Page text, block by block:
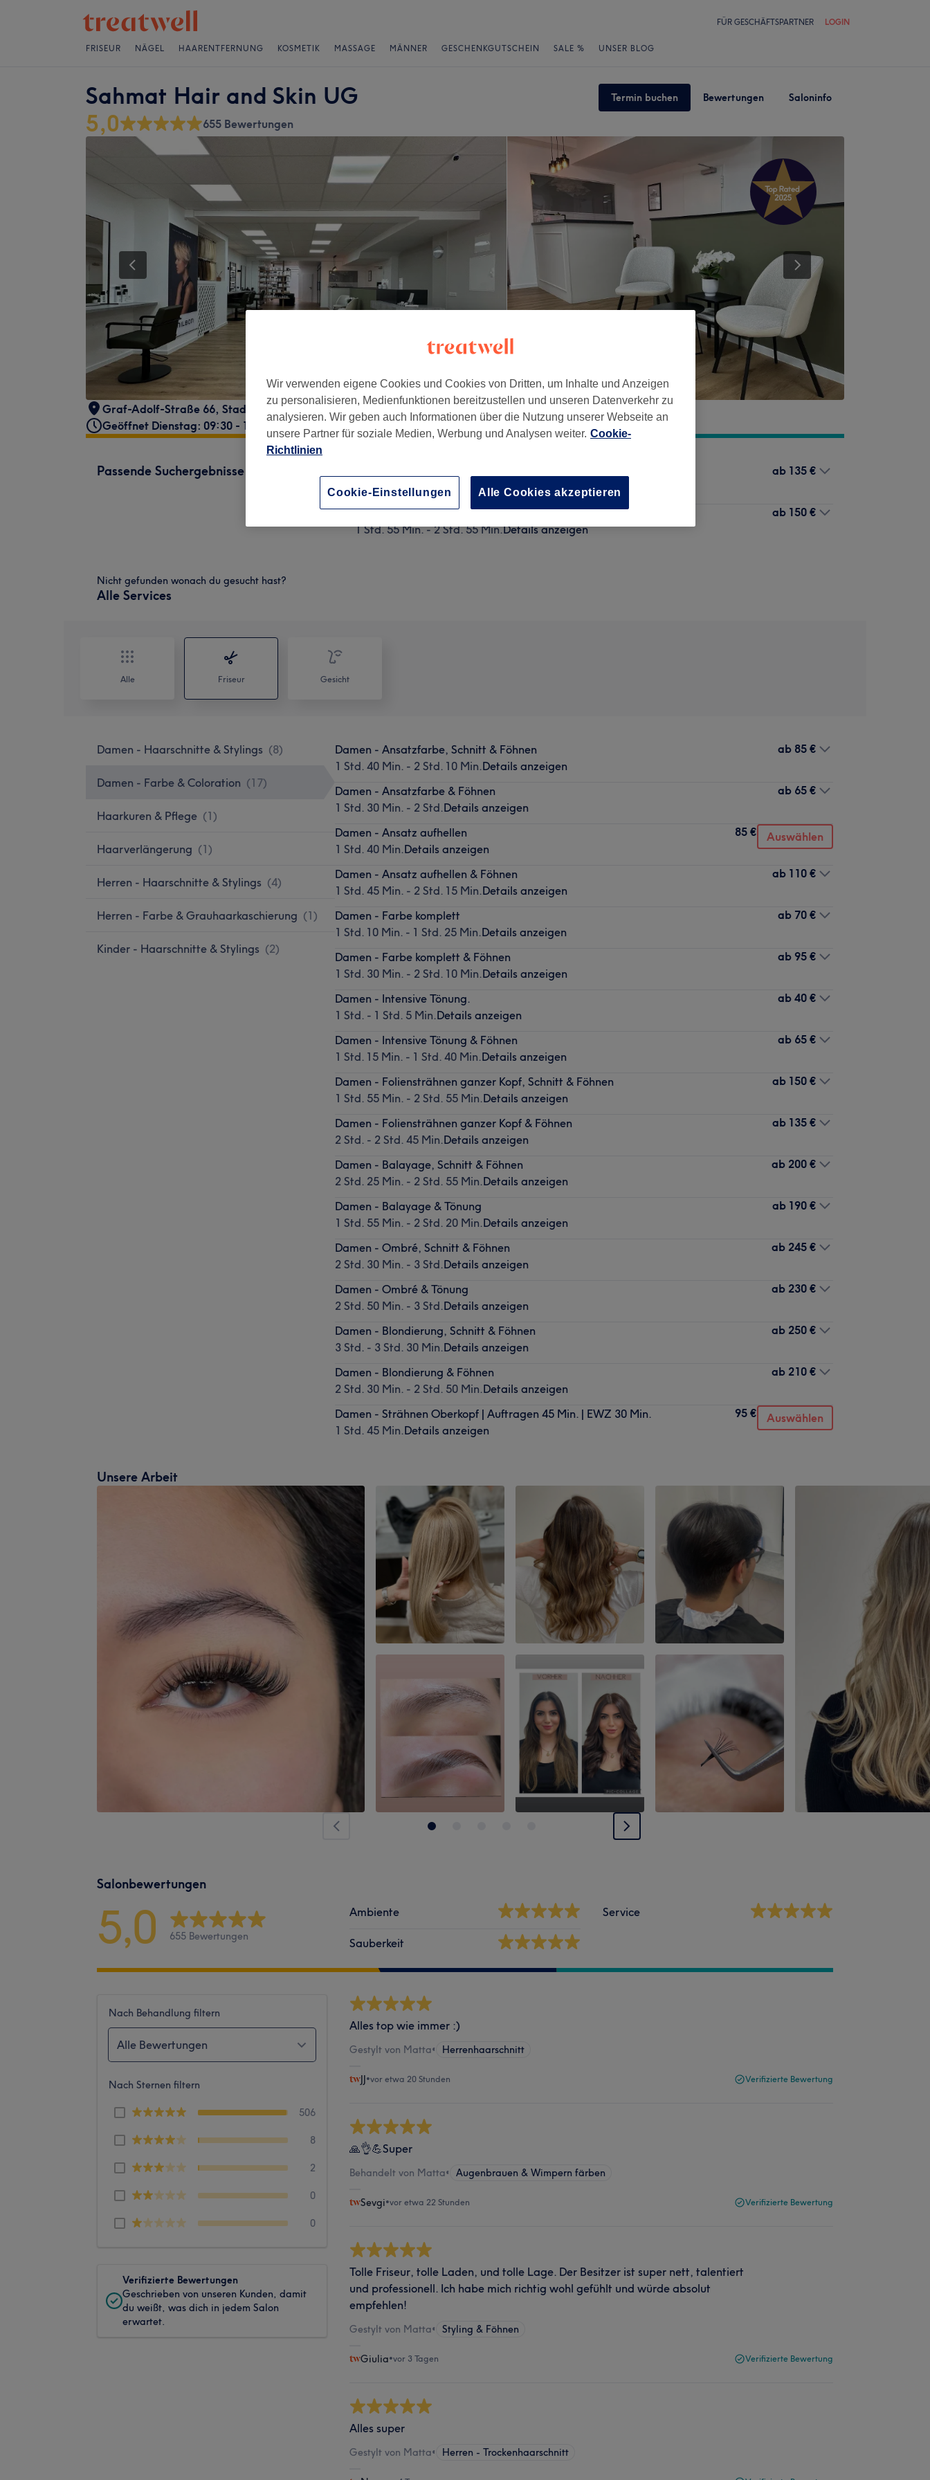
FÜR GESCHÄFTSPARTNER LOGIN
FRISEUR NÄGEL HAARENTFERNUNG KOSMETIK MASSAGE MÄNNER GESCHENKGUTSCHEIN SALE % UNSER BLOG
Sahmat Hair and Skin UG Termin buchen Bewertungen Saloninfo
5,0 655 Bewertungen
Graf-Adolf-Straße 66, Stadtmitte Düsseldorf, 40210
Geöffnet Dienstag: 09:30 - 18:30
Passende Suchergebnisse
2 Std. - 2 Std. 45 Min.
Details anzeigen
ab 135 €
Damen - Foliensträhnen ganzer Kopf, Schnitt & Föhnen
1 Std. 55 Min. - 2 Std. 55 Min.Details anzeigen
ab 150 €
Nicht gefunden wonach du gesucht hast?
Alle Services
Alle Friseur Gesicht
Damen - Haarschnitte & Stylings (8)
Damen - Farbe & Coloration (17)
Haarkuren & Pflege (1)
Haarverlängerung (1)
Herren - Haarschnitte & Stylings (4)
Herren - Farbe & Grauhaarkaschierung (1)
Kinder - Haarschnitte & Stylings (2)
Damen - Ansatzfarbe, Schnitt & Föhnen
1 Std. 40 Min. - 2 Std. 10 Min.Details anzeigen
ab 85 €
Damen - Ansatzfarbe & Föhnen
1 Std. 30 Min. - 2 Std.Details anzeigen
ab 65 €
Damen - Ansatz aufhellen
1 Std. 40 Min.Details anzeigen
85 € Auswählen
Damen - Ansatz aufhellen & Föhnen
1 Std. 45 Min. - 2 Std. 15 Min.Details anzeigen
ab 110 €
Damen - Farbe komplett
1 Std. 10 Min. - 1 Std. 25 Min.Details anzeigen
ab 70 €
Damen - Farbe komplett & Föhnen
1 Std. 30 Min. - 2 Std. 10 Min.Details anzeigen
ab 95 €
Damen - Intensive Tönung.
1 Std. - 1 Std. 5 Min.Details anzeigen
ab 40 €
Damen - Intensive Tönung & Föhnen
1 Std. 15 Min. - 1 Std. 40 Min.Details anzeigen
ab 65 €
Damen - Foliensträhnen ganzer Kopf, Schnitt & Föhnen
1 Std. 55 Min. - 2 Std. 55 Min.Details anzeigen
ab 150 €
Damen - Foliensträhnen ganzer Kopf & Föhnen
2 Std. - 2 Std. 45 Min.Details anzeigen
ab 135 €
Damen - Balayage, Schnitt & Föhnen
2 Std. 25 Min. - 2 Std. 55 Min.Details anzeigen
ab 200 €
Damen - Balayage & Tönung
1 Std. 55 Min. - 2 Std. 20 Min.Details anzeigen
ab 190 €
Damen - Ombré, Schnitt & Föhnen
2 Std. 30 Min. - 3 Std.Details anzeigen
ab 245 €
Damen - Ombré & Tönung
2 Std. 50 Min. - 3 Std.Details anzeigen
ab 230 €
Damen - Blondierung, Schnitt & Föhnen
3 Std. - 3 Std. 30 Min.Details anzeigen
ab 250 €
Damen - Blondierung & Föhnen
2 Std. 30 Min. - 2 Std. 50 Min.Details anzeigen
ab 210 €
Damen - Strähnen Oberkopf | Auftragen 45 Min. | EWZ 30 Min.
1 Std. 45 Min.Details anzeigen
95 € Auswählen
Unsere Arbeit
Salonbewertungen
5,0 655 Bewertungen
Ambiente
Sauberkeit
Service
Nach Behandlung filtern
Alle Bewertungen
Nach Sternen filtern
506
8
2
0
0
Verifizierte Bewertungen
Geschrieben von unseren Kunden, damit
du weißt, was dich in jedem Salon
erwartet.
Alles top wie immer :)
Gestylt von Matta• Herrenhaarschnitt
JJ•vor etwa 20 Stunden Verifizierte Bewertung
🙏👌💪Super
Behandelt von Matta• Augenbrauen & Wimpern färben
Sevgi•vor etwa 22 Stunden Verifizierte Bewertung
Tolle Friseur, tolle Laden, und tolle Lage. Der Besitzer ist super nett, talentiert
und professionell. Ich habe mich richtig wohl gefühlt und würde absolut
empfehlen!
Gestylt von Matta• Styling & Föhnen
Giulia•vor 3 Tagen Verifizierte Bewertung
Alles super
Gestylt von Matta• Herren - Trockenhaarschnitt
Wir verwenden eigene Cookies und Cookies von Dritten, um Inhalte und Anzeigen
zu personalisieren, Medienfunktionen bereitzustellen und unseren Datenverkehr zu
analysieren. Wir geben auch Informationen über die Nutzung unserer Webseite an
unsere Partner für soziale Medien, Werbung und Analysen weiter. Cookie-
Richtlinien
Cookie-Einstellungen Alle Cookies akzeptieren